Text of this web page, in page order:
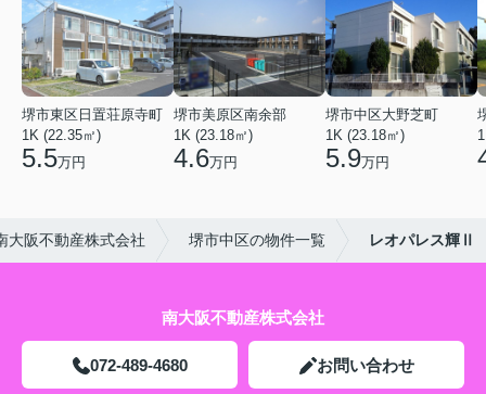
堺市東区日置荘原寺町
1K (22.35㎡)
5.5万円
堺市美原区南余部
1K (23.18㎡)
4.6万円
堺市中区大野芝町
1K (23.18㎡)
5.9万円
大阪不動産株式会社 堺市中区の物件一覧 レオパレス輝Ⅱ
南大阪不動産株式会社
072-489-4680 お問い合わせ